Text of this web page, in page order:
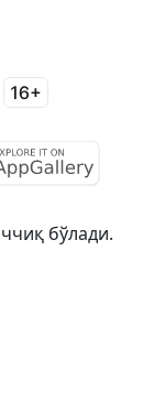
бўлади.